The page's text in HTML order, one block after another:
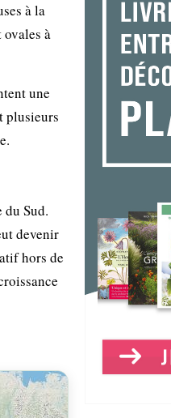
à la
à
une
plusieurs
Sud.
devenir
hors de